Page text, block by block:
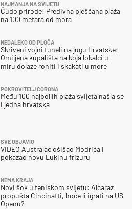
SVE OBJAVIO
VIDEO Australac ošišao Modrića i
pokazao novu Lukinu frizuru
NEMA KRAJA
Novi šok u teniskom svijetu: Alcaraz
propušta Cincinatti, hoće li igrati na US
Openu?
NAJMANJA NA SVIJETU
Čudo prirode: Predivna pješčana plaža
na 100 metara od mora
NEDALEKO OD PLOČA
Skriveni vojni tuneli na jugu Hrvatske:
Omiljena kupališta na koja lokalci u
miru dolaze roniti i skakati u more
POKROVITELJ CORONA
Među 100 najboljih plaža svijeta našla se
i jedna hrvatska